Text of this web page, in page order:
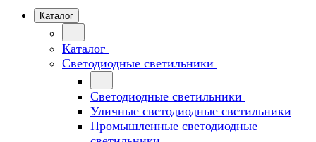
Каталог
Каталог
Светодиодные светильники
Светодиодные светильники
Уличные светодиодные светильники
Промышленные светодиодные